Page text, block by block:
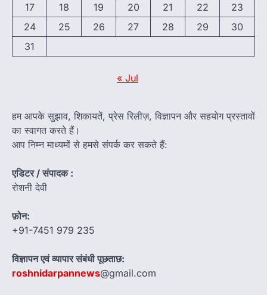
17
18 19 20 21 22
23
24
25 26 27 28 29
30
31
« Jul
हम आपके सुझाव, शिकायतें, प्रेस रिलीज़, विज्ञापन और सहयोग प्रस्तावों
का स्वागत करते हैं।
आप निम्न माध्यमों से हमसे संपर्क कर सकते हैं:
एडिटर / संपादक :
रोशनी देवी
फ़ोन:
+91-7451 979 235
विज्ञापन एवं व्यापार संबंधी पूछताछ:
roshnidarpannews@gmail.com